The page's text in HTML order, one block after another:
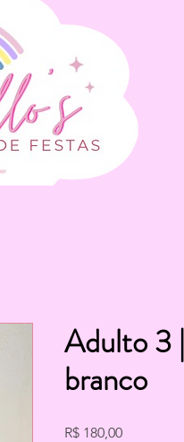
Adulto 3
branco
R$ 180,00Preço